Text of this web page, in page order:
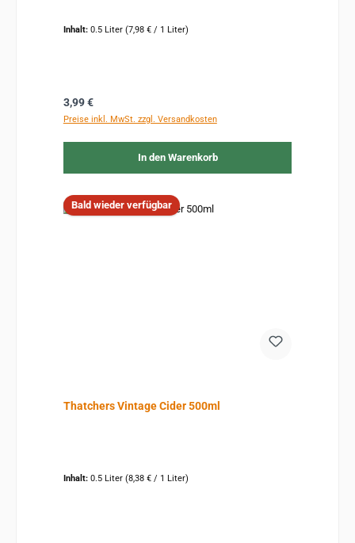
Inhalt: 0.5 Liter (7,98 € / 1 Liter)
Regulärer Preis:
3,99 €
Preise inkl. MwSt. zzgl. Versandkosten
In den Warenkorb
Bald wieder verfügbar
Thatchers Vintage Cider 500ml
Inhalt: 0.5 Liter (8,38 € / 1 Liter)